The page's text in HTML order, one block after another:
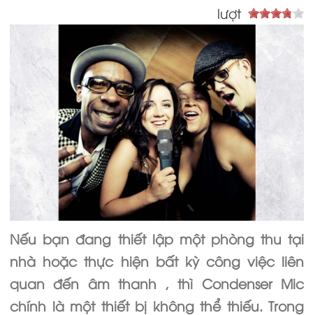
lượt
Nếu bạn đang thiết lập một phòng thu tại
nhà hoặc thực hiện bất kỳ công việc liên
quan đến âm thanh , thì Condenser Mic
chính là một thiết bị không thể thiếu. Trong